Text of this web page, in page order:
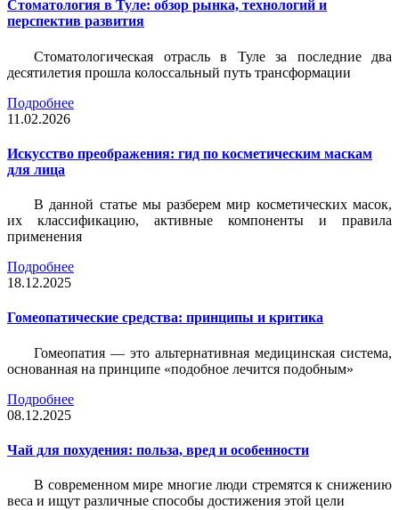
Стоматология в Туле: обзор рынка, технологий и
перспектив развития
Стоматологическая отрасль в Туле за последние два
десятилетия прошла колоссальный путь трансформации
Подробнее
11.02.2026
Искусство преображения: гид по косметическим маскам
для лица
В данной статье мы разберем мир косметических масок,
их классификацию, активные компоненты и правила
применения
Подробнее
18.12.2025
Гомеопатические средства: принципы и критика
Гомеопатия — это альтернативная медицинская система,
основанная на принципе «подобное лечится подобным»
Подробнее
08.12.2025
Чай для похудения: польза, вред и особенности
В современном мире многие люди стремятся к снижению
веса и ищут различные способы достижения этой цели